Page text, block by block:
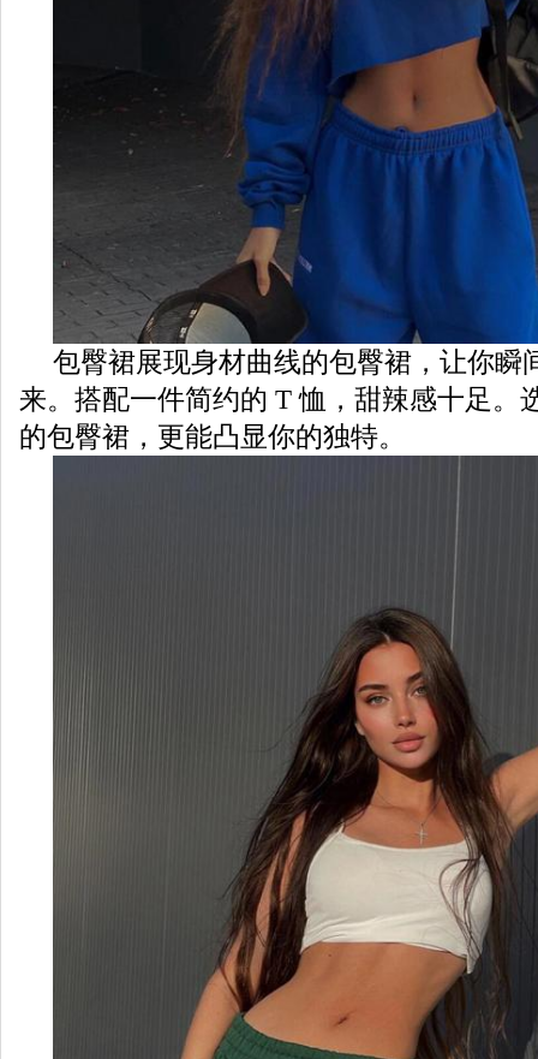
包臀裙展现身材曲线的包臀裙，让你瞬
来。搭配一件简约的 T 恤，甜辣感十足。
的包臀裙，更能凸显你的独特。